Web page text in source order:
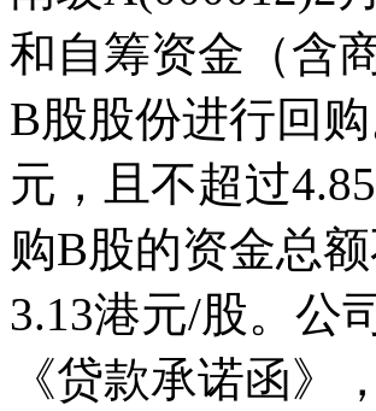
和自筹资金（含
B股股份进行回
元，且不超过
购B股的资金总
3.13港元/股。公
《贷款承诺函》